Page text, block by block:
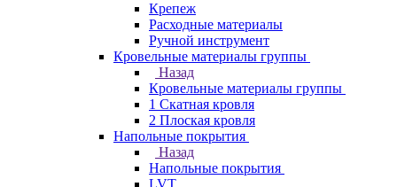
Крепеж
Расходные материалы
Ручной инструмент
Кровельные материалы группы
Назад
Кровельные материалы группы
1 Скатная кровля
2 Плоская кровля
Напольные покрытия
Назад
Напольные покрытия
LVT